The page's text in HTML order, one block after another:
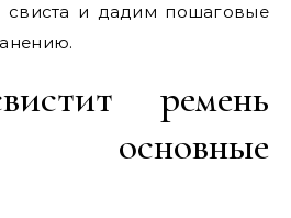
свиста и дадим пошаговые
ремень
основные